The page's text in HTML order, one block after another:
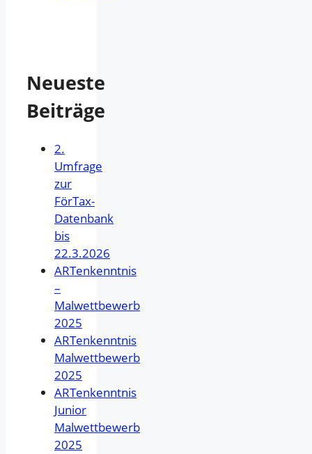
Neueste
Beiträge
2.
Umfrage
zur
FörTax-
Datenbank
bis
22.3.2026
ARTenkenntnis
–
Malwettbewerb
2025
ARTenkenntnis
Malwettbewerb
2025
ARTenkenntnis
Junior
Malwettbewerb
2025